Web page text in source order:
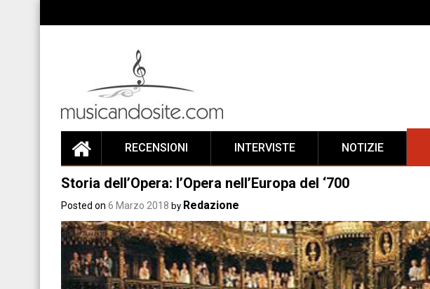
RECENSIONI INTERVISTE NOTIZIE
Storia dell’Opera: l’Opera nell’Europa del ‘700
Posted on 6 Marzo 2018 by Redazione